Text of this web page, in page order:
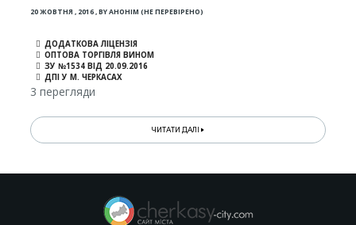
20 ЖОВТНЯ , 2016,BYАНОНІМ (НЕ ПЕРЕВІРЕНО)
ДОДАТКОВА ЛІЦЕНЗІЯ
ОПТОВА ТОРГІВЛЯ ВИНОМ
ЗУ №1534 ВІД 20.09.2016
ДПІ У М. ЧЕРКАСАХ
3 перегляди
ЧИТАТИ ДАЛІ